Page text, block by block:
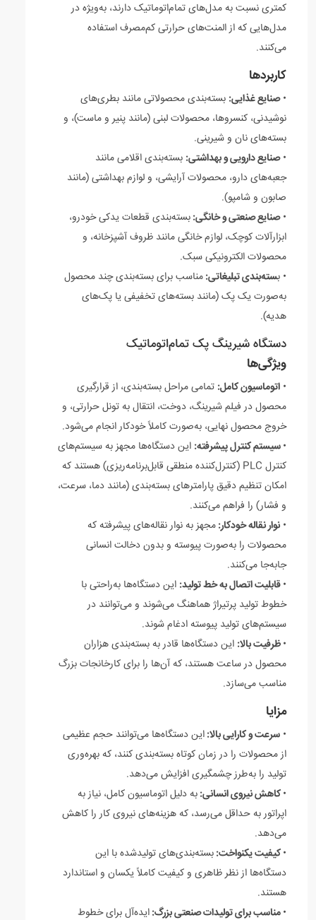
کمتری نسبت به مدل‌های تمام‌اتوماتیک دارند، به‌ویژه در
مدل‌هایی که از المنت‌های حرارتی کم‌مصرف استفاده
می‌کنند.
کاربردها
•صنایع غذایی: بسته‌بندی محصولاتی مانند بطری‌های
نوشیدنی، کنسروها، محصولات لبنی (مانند پنیر و ماست)، و
بسته‌های نان و شیرینی.
•صنایع دارویی و بهداشتی: بسته‌بندی اقلامی مانند
جعبه‌های دارو، محصولات آرایشی، و لوازم بهداشتی (مانند
صابون و شامپو).
•صنایع صنعتی و خانگی:بسته‌بندی قطعات یدکی خودرو،
ابزارآلات کوچک، لوازم خانگی مانند ظروف آشپزخانه، و
محصولات الکترونیکی سبک.
• بسته‌بندی تبلیغاتی:مناسب برای بسته‌بندی چند محصول
به‌صورت یک پک (مانند بسته‌های تخفیفی یا پک‌های
هدیه).
دستگاه شیرینگ پک تمام‌اتوماتیک
ویژگی‌ها
• اتوماسیون کامل: تمامی مراحل بسته‌بندی، از قرارگیری
محصول در فیلم شیرینگ، دوخت، انتقال به تونل حرارتی، و
خروج محصول نهایی، به‌صورت کاملاً خودکار انجام می‌شود.
•سیستم کنترل پیشرفته: این دستگاه‌ها مجهز به سیستم‌های
کنترل PLC (کنترل‌کننده منطقی قابل‌برنامه‌ریزی) هستند که
امکان تنظیم دقیق پارامترهای بسته‌بندی (مانند دما، سرعت،
و فشار) را فراهم می‌کنند.
• نوار نقاله خودکار:مجهز به نوار نقاله‌های پیشرفته که
محصولات را به‌صورت پیوسته و بدون دخالت انسانی
جابه‌جا می‌کنند.
•قابلیت اتصال به خط تولید: این دستگاه‌ها به‌راحتی با
خطوط تولید پرتیراژ هماهنگ می‌شوند و می‌توانند در
سیستم‌های تولید پیوسته ادغام شوند.
•ظرفیت بالا: این دستگاه‌ها قادر به بسته‌بندی هزاران
محصول در ساعت هستند، که آن‌ها را برای کارخانجات بزرگ
مناسب می‌سازد.
مزایا
• سرعت و کارایی بالا:این دستگاه‌ها می‌توانند حجم عظیمی
از محصولات را در زمان کوتاه بسته‌بندی کنند، که بهره‌وری
تولید را به‌طرز چشمگیری افزایش می‌دهد.
•کاهش نیروی انسانی:به دلیل اتوماسیون کامل، نیاز به
اپراتور به حداقل می‌رسد، که هزینه‌های نیروی کار را کاهش
می‌دهد.
•کیفیت یکنواخت:بسته‌بندی‌های تولیدشده با این
دستگاه‌ها از نظر ظاهری و کیفیت کاملاً یکسان و استاندارد
هستند.
•مناسب برای تولیدات صنعتی بزرگ:ایده‌آل برای خطوط